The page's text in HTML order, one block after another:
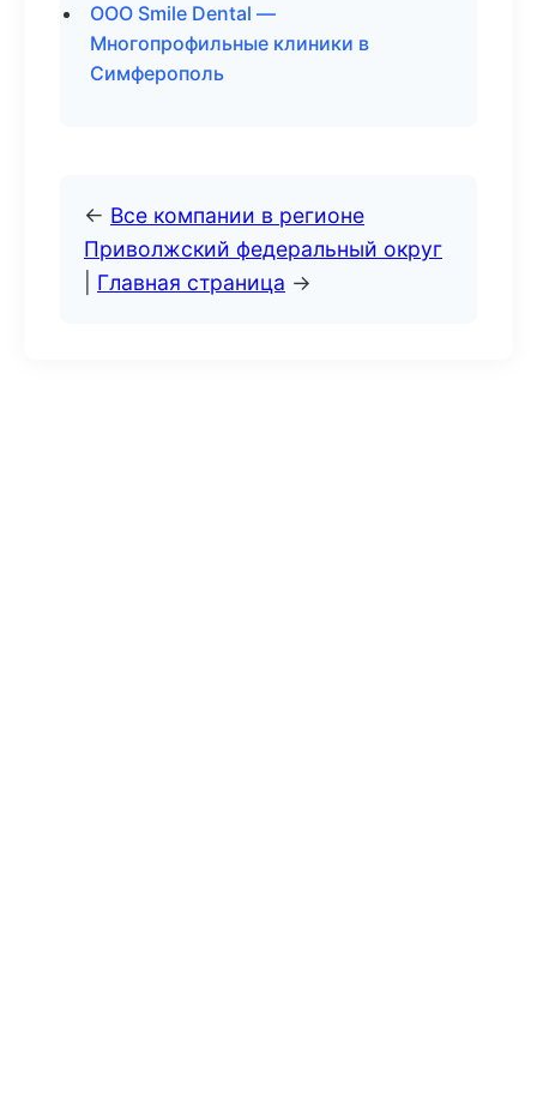
ООО Smile Dental —
Многопрофильные клиники в
Симферополь
← Все компании в регионе
Приволжский федеральный округ
Главная страница →